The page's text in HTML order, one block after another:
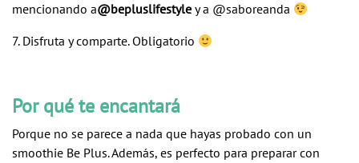
mencionando a@bepluslifestyle y a @saboreanda
7. Disfruta y comparte. Obligatorio
Por qué te encantará
Porque no se parece a nada que hayas probado con un
smoothie Be Plus. Además, es perfecto para preparar con